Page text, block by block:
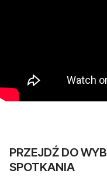
PRZEJDŹ DO
SPOTKANIA